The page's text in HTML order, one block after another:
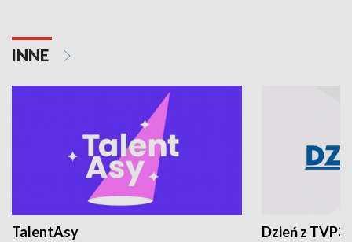
INNE
TalentAsy Dzień z TVP3